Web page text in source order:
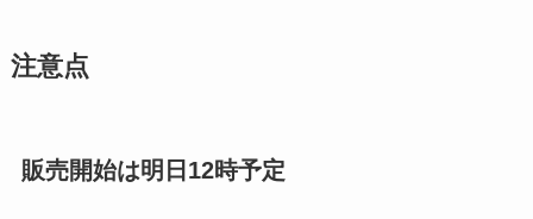
注意点
販売開始は明日12時予定